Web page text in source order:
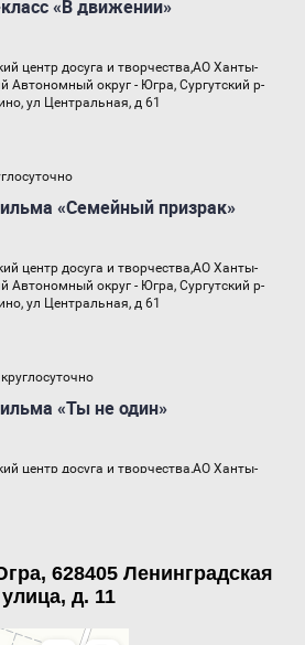
628405 Ленинградская
улица, д. 11